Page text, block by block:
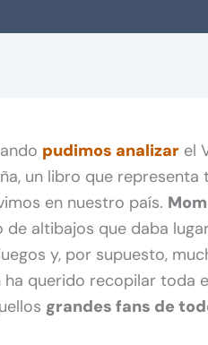
pudimos analizar el
un libro que
en nuestro país.
de altibajos que daba
y, por supuesto,
ha querido recopilar toda
grandes fans de